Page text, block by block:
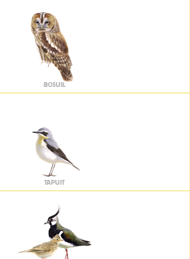
BOSUIL
TAPUIT